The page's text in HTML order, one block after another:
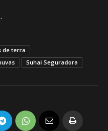
de terra
Suhai Seguradora